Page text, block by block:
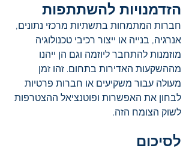
הזדמנויות להשתתפות
חברות המתמחות בתשתיות מרכזי נתונים,
אנרגיה, בנייה או ייצור רכיבי טכנולוגיה
מוזמנות להתחבר ליוזמה וגם הן ייהנו
מההשקעות האדירות בתחום. זהו זמן
מעולה עבור משקיעים או חברות פרטיות
לבחון את האפשרות ופוטנציאל ההצטרפות
לשוק הצומח הזה.
לסיכום